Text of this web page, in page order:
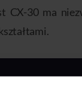
CX-30 ma